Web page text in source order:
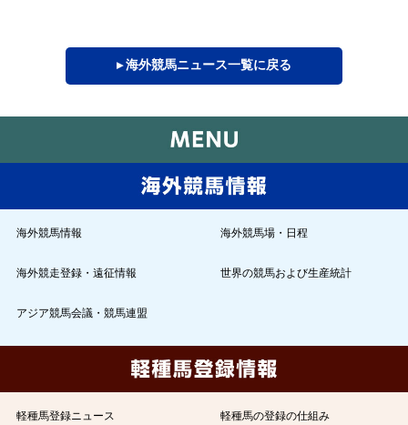
▸ 海外競馬ニュース一覧に戻る
海外競馬情報 海外競馬場・日程
海外競走登録・遠征情報 世界の競馬および生産統計
アジア競馬会議・競馬連盟
軽種馬登録ニュース 軽種馬の登録の仕組み